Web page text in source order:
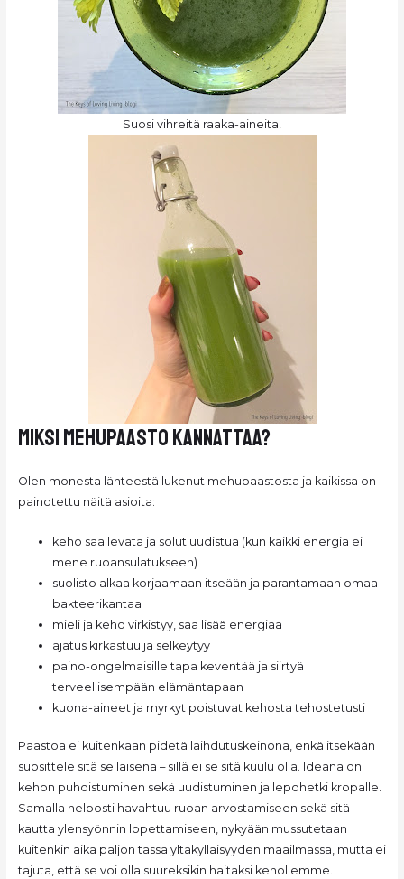
Suosi vihreitä raaka-aineita!
Miksi mehupaasto kannattaa?
Olen monesta lähteestä lukenut mehupaastosta ja kaikissa on
painotettu näitä asioita:
keho saa levätä ja solut uudistua (kun kaikki energia ei
mene ruoansulatukseen)
suolisto alkaa korjaamaan itseään ja parantamaan omaa
bakteerikantaa
mieli ja keho virkistyy, saa lisää energiaa
ajatus kirkastuu ja selkeytyy
paino-ongelmaisille tapa keventää ja siirtyä
terveellisempään elämäntapaan
kuona-aineet ja myrkyt poistuvat kehosta tehostetusti
Paastoa ei kuitenkaan pidetä laihdutuskeinona, enkä itsekään
suosittele sitä sellaisena – sillä ei se sitä kuulu olla. Ideana on
kehon puhdistuminen sekä uudistuminen ja lepohetki kropalle.
Samalla helposti havahtuu ruoan arvostamiseen sekä sitä
kautta ylensyönnin lopettamiseen, nykyään mussutetaan
kuitenkin aika paljon tässä yltäkylläisyyden maailmassa, mutta ei
tajuta, että se voi olla suureksikin haitaksi kehollemme.